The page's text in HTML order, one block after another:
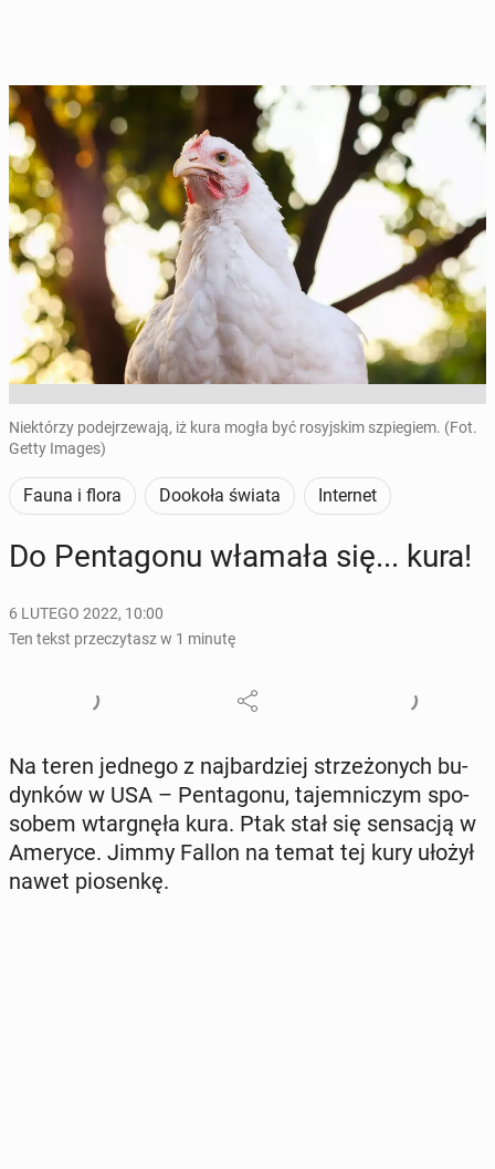
Niektórzy podejrzewają, iż kura mogła być rosyjskim szpiegiem. (Fot.
Getty Images)
Fauna i flora Dookoła świata Internet
Do Pen­ta­go­nu włamała się... kura!
6 LUTEGO 2022, 10:00
Ten tekst przeczytasz w 1 minutę
Na teren jednego z naj­bar­dziej strze­żo­nych bu­
dyn­ków w USA – Pen­ta­go­nu, ta­jem­ni­czym spo­
so­bem wtar­gnę­ła kura. Ptak stał się sen­sa­cją w
Ameryce. Jimmy Fallon na temat tej kury ułożył
nawet pio­sen­kę.